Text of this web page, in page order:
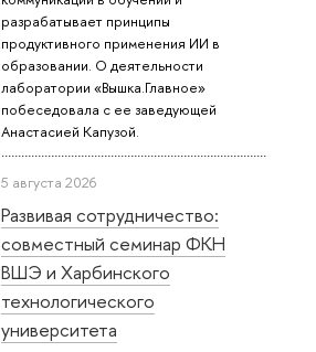
разрабатывает принципы
продуктивного применения ИИ в
образовании. О деятельности
лаборатории «Вышка.Главное»
побеседовала с ее заведующей
Анастасией Капузой.
5 августа 2026
Развивая сотрудничество:
совместный семинар ФКН
ВШЭ и Харбинского
технологического
университета